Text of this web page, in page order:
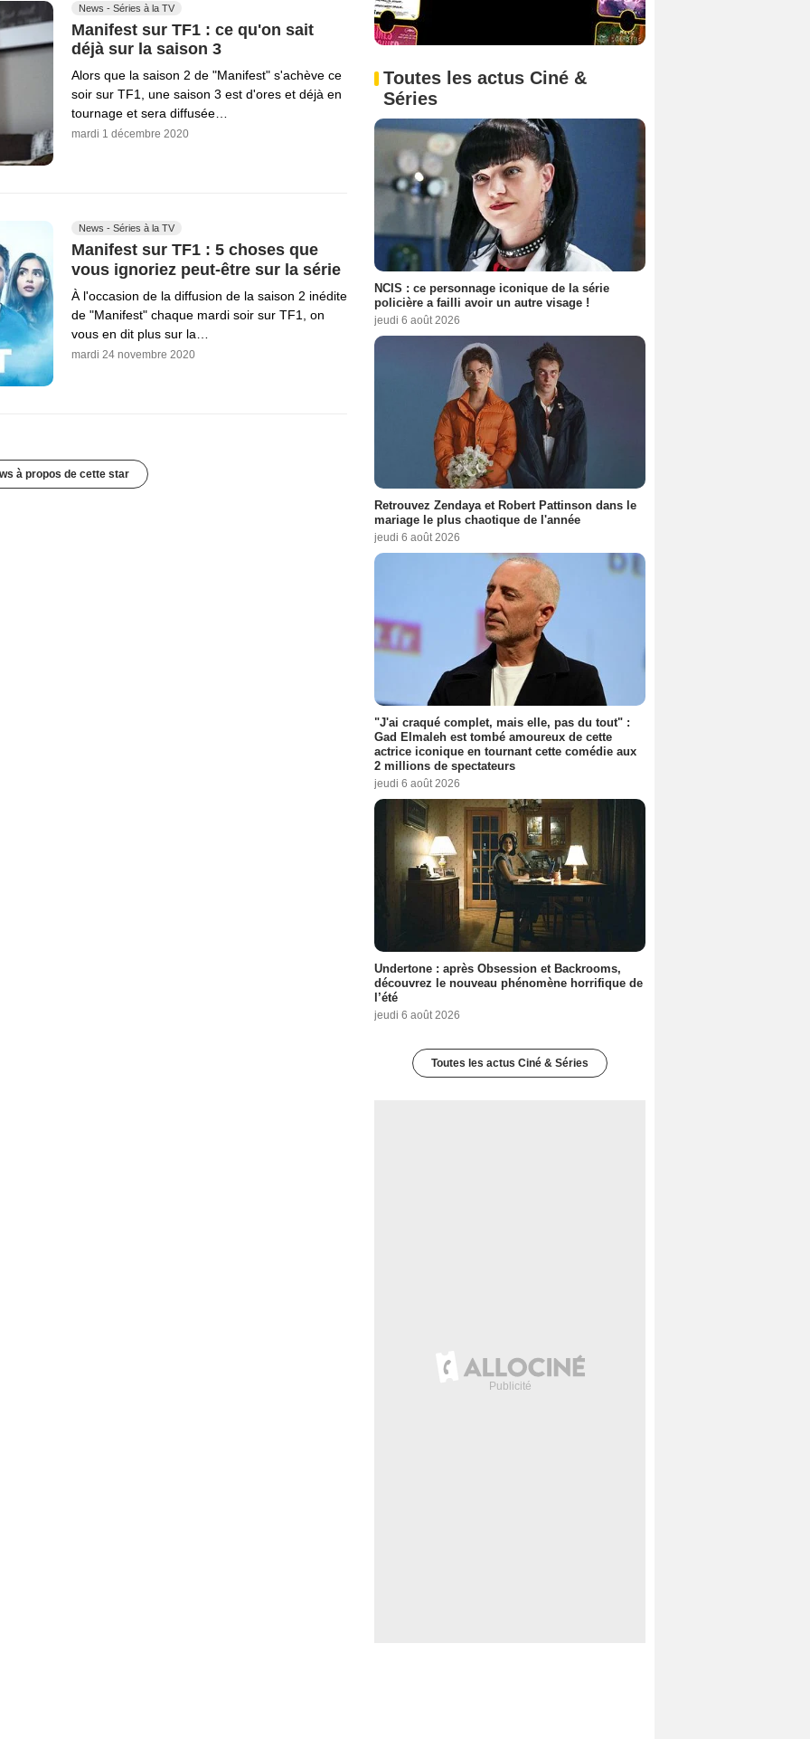
News - Séries à la TV
Manifest sur TF1 : ce qu'on sait
déjà sur la saison 3
Alors que la saison 2 de "Manifest" s'achève ce
soir sur TF1, une saison 3 est d'ores et déjà en
tournage et sera diffusée…
mardi 1 décembre 2020
News - Séries à la TV
Manifest sur TF1 : 5 choses que
vous ignoriez peut-être sur la série
À l'occasion de la diffusion de la saison 2 inédite
de "Manifest" chaque mardi soir sur TF1, on
vous en dit plus sur la…
mardi 24 novembre 2020
à propos de cette star
Toutes les actus Ciné &
Séries
NCIS : ce personnage iconique de la série
policière a failli avoir un autre visage !
jeudi 6 août 2026
Retrouvez Zendaya et Robert Pattinson dans le
mariage le plus chaotique de l'année
jeudi 6 août 2026
"J'ai craqué complet, mais elle, pas du tout" :
Gad Elmaleh est tombé amoureux de cette
actrice iconique en tournant cette comédie aux
2 millions de spectateurs
jeudi 6 août 2026
Undertone : après Obsession et Backrooms,
découvrez le nouveau phénomène horrifique de
l’été
jeudi 6 août 2026
Toutes les actus Ciné & Séries